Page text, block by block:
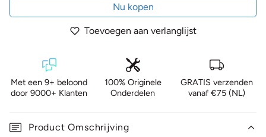
Nu kopen
Toevoegen aan verlanglijst
Met een 9+ beloond
door 9000+ Klanten
100% Originele
Onderdelen
GRATIS verzenden
vanaf €75 (NL)
Product Omschrijving